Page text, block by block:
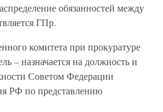
обязанностей между
ГПр.
комитета при прокуратуре
– назначается на должность и
Советом Федерации
РФ по представлению